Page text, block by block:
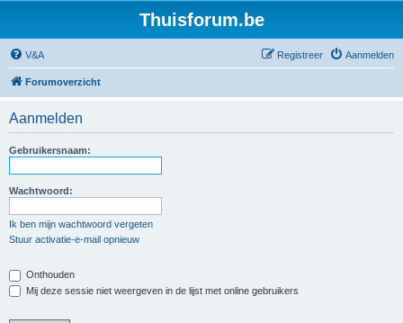
Thuisforum.be
V&A Aanmelden
Registreer
Forumoverzicht
Aanmelden
Gebruikersnaam:
Wachtwoord:
Ik ben mijn wachtwoord vergeten
Stuur activatie-e-mail opnieuw
Onthouden
Mij deze sessie niet weergeven in de lijst met online gebruikers